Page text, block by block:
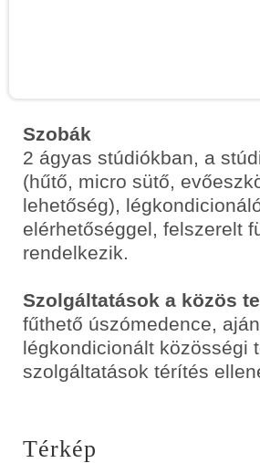
Szobák
2 ágyas stúdiókban, a
(hűtő, micro sütő,
lehetőség),
elérhetőséggel, felszerelt
rendelkezik.
Szolgáltatások a közös
fűthető úszómedence,
légkondicionált közösségi
szolgáltatások térítés
Térkép